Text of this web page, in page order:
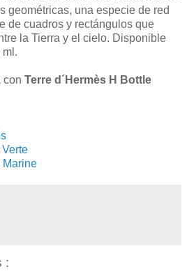
geométricas, una especie de red
de cuadros y rectángulos que
la Tierra y el cielo. Disponible
ml.
con Terre d´Hermès H Bottle
Marine
: